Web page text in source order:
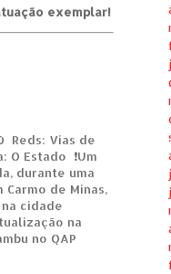
exemplar!
Reds: Vias de
Estado ❗Um
durante uma
de Minas,
na cidade
na
no QAP